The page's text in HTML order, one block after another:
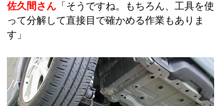
佐久間さん 「そうですね。もちろん、工具を使
って分解して直接目で確かめる作業もありま
す」